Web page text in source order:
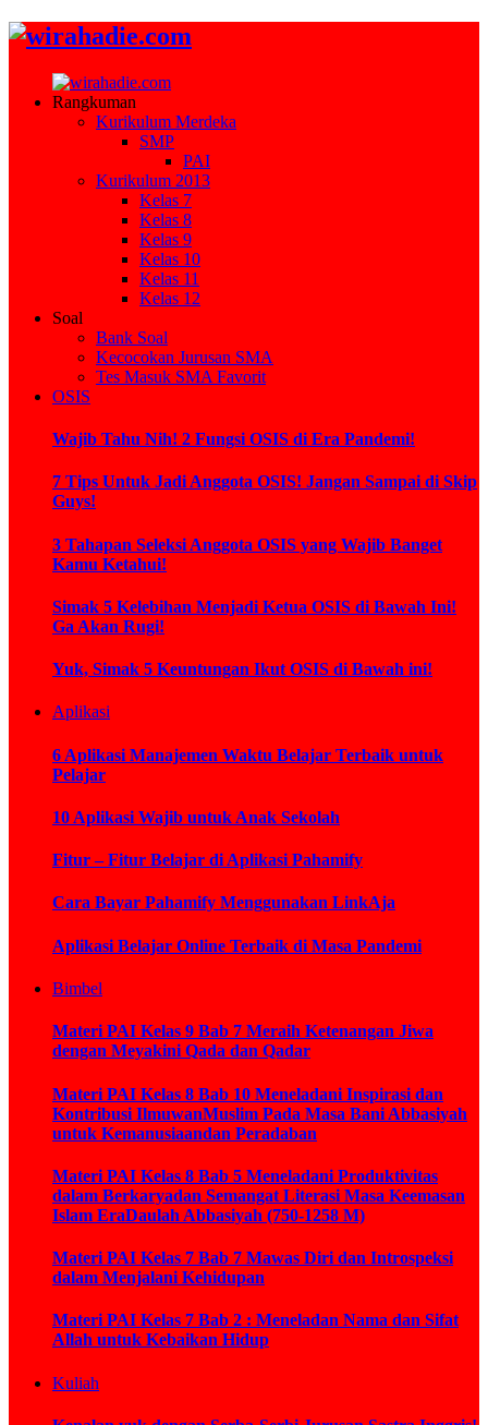
Rangkuman
Kurikulum Merdeka
SMP
PAI
Kurikulum 2013
Kelas 7
Kelas 8
Kelas 9
Kelas 10
Kelas 11
Kelas 12
Soal
Bank Soal
Kecocokan Jurusan SMA
Tes Masuk SMA Favorit
OSIS
Wajib Tahu Nih! 2 Fungsi OSIS di Era Pandemi!
7 Tips Untuk Jadi Anggota OSIS! Jangan Sampai di Skip
Guys!
3 Tahapan Seleksi Anggota OSIS yang Wajib Banget
Kamu Ketahui!
Simak 5 Kelebihan Menjadi Ketua OSIS di Bawah Ini!
Ga Akan Rugi!
Yuk, Simak 5 Keuntungan Ikut OSIS di Bawah ini!
Aplikasi
6 Aplikasi Manajemen Waktu Belajar Terbaik untuk
Pelajar
10 Aplikasi Wajib untuk Anak Sekolah
Fitur – Fitur Belajar di Aplikasi Pahamify
Cara Bayar Pahamify Menggunakan LinkAja
Aplikasi Belajar Online Terbaik di Masa Pandemi
Bimbel
Materi PAI Kelas 9 Bab 7 Meraih Ketenangan Jiwa
dengan Meyakini Qada dan Qadar
Materi PAI Kelas 8 Bab 10 Meneladani Inspirasi dan
Kontribusi IlmuwanMuslim Pada Masa Bani Abbasiyah
untuk Kemanusiaandan Peradaban
Materi PAI Kelas 8 Bab 5 Meneladani Produktivitas
dalam Berkaryadan Semangat Literasi Masa Keemasan
Islam EraDaulah Abbasiyah (750-1258 M)
Materi PAI Kelas 7 Bab 7 Mawas Diri dan Introspeksi
dalam Menjalani Kehidupan
Materi PAI Kelas 7 Bab 2 : Meneladan Nama dan Sifat
Allah untuk Kebaikan Hidup
Kuliah